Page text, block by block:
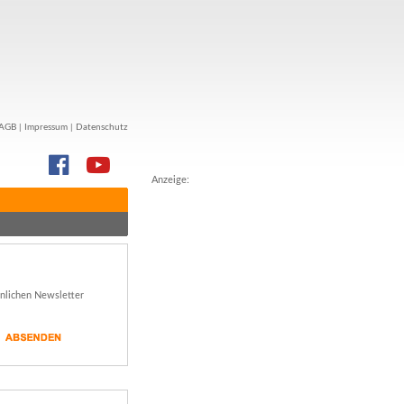
Anzeige:
Impressum Datenschutz
Newsletter